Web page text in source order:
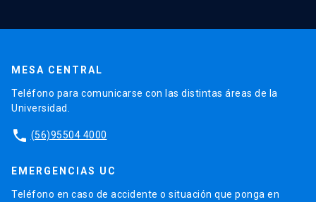
MESA CENTRAL
Teléfono para comunicarse con las distintas áreas de la
Universidad.
phone (56)95504 4000
EMERGENCIAS UC
Teléfono en caso de accidente o situación que ponga en